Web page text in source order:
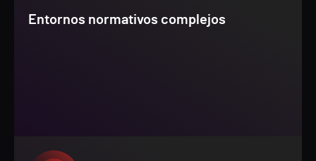
Entornos normativos complejos